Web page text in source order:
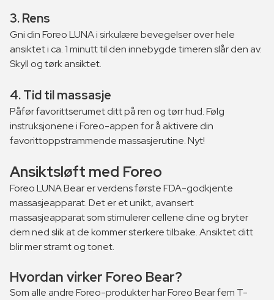
3. Rens
Gni din Foreo LUNA i sirkulære bevegelser over hele
ansiktet i ca. 1 minutt til den innebygde timeren slår den av.
Skyll og tørk ansiktet.
4. Tid til massasje
Påfør favorittserumet ditt på ren og tørr hud. Følg
instruksjonene i Foreo-appen for å aktivere din
favorittoppstrammende massasjerutine. Nyt!
Ansiktsløft med Foreo
Foreo LUNA Bear er verdens første FDA-godkjente
massasjeapparat. Det er et unikt, avansert
massasjeapparat som stimulerer cellene dine og bryter
dem ned slik at de kommer sterkere tilbake. Ansiktet ditt
blir mer stramt og tonet.
Hvordan virker Foreo Bear?
Som alle andre Foreo-produkter har Foreo Bear fem T-